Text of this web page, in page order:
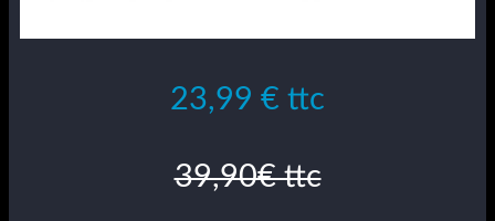
23,99 € ttc
39,90€ ttc